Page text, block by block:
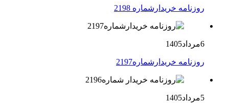
روزنامه خریدارشماره 2198
6مرداد1405
روزنامه خریدارشماره2197
5مرداد1405